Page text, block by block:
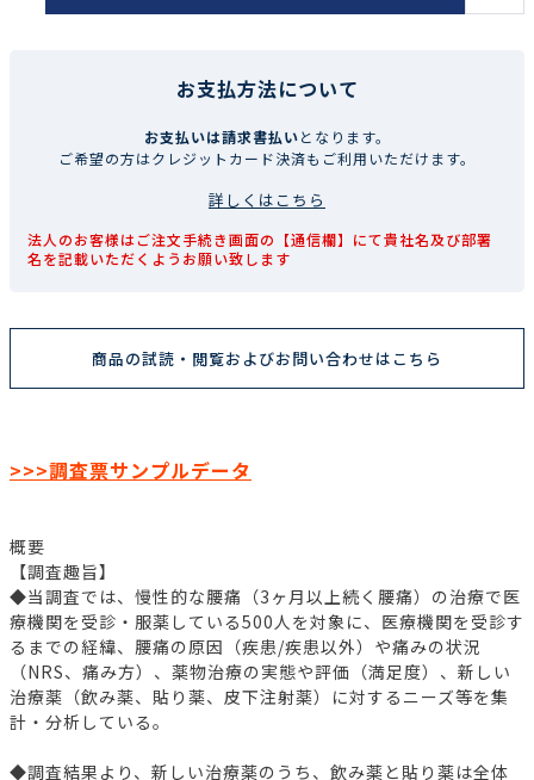
お支払方法について
お支払いは請求書払いとなります。
ご希望の方はクレジットカード決済もご利用いただけます。
詳しくはこちら
法人のお客様はご注文手続き画面の【通信欄】にて貴社名及び部署
名を記載いただくようお願い致します
商品の試読・閲覧およびお問い合わせはこちら
>>>調査票サンプルデータ
概要
【調査趣旨】
◆当調査では、慢性的な腰痛（3ヶ月以上続く腰痛）の治療で医
療機関を受診・服薬している500人を対象に、医療機関を受診す
るまでの経緯、腰痛の原因（疾患/疾患以外）や痛みの状況
（NRS、痛み方）、薬物治療の実態や評価（満足度）、新しい
治療薬（飲み薬、貼り薬、皮下注射薬）に対するニーズ等を集
計・分析している。
◆調査結果より、新しい治療薬のうち、飲み薬と貼り薬は全体